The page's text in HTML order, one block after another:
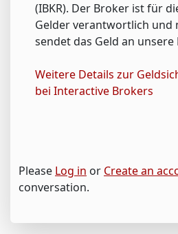
(IBKR). Der Broker ist für
Gelder verantwortlich und
sendet das Geld an
Weitere Details zur
bei Interactive Brokers
Please Log in or Create an
conversation.